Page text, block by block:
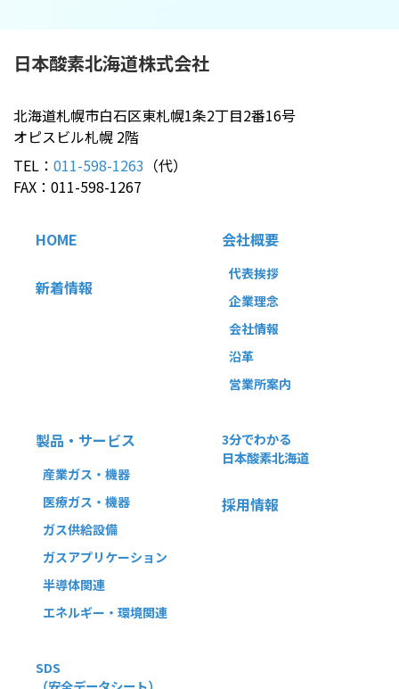
日本酸素北海道株式会社
北海道札幌市白石区東札幌1条2丁目2番16号
オピスビル札幌 2階
TEL： 011-598-1263 （代）
FAX：011-598-1267
HOME
新着情報
会社概要
代表挨拶
企業理念
会社情報
沿革
営業所案内
製品・サービス
産業ガス・機器
医療ガス・機器
ガス供給設備
ガスアプリケーション
半導体関連
エネルギー・環境関連
3分でわかる
日本酸素北海道
採用情報
SDS